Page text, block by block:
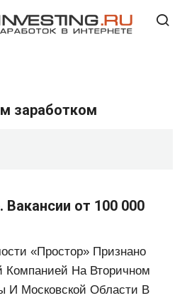
заработком
от 100 000
«Простор» Признано
Компанией На Вторичном
И Московской Области В